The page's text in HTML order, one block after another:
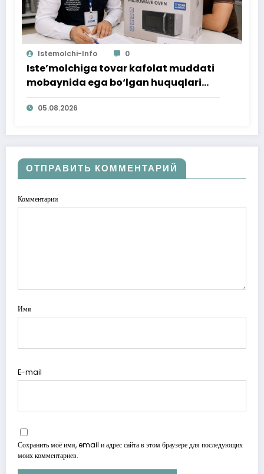
Istemolchi-Info 0
Iste’molchiga tovar kafolat muddati
mobaynida ega bo‘lgan huquqlari
ta’minlab berildi
05.08.2026
ОТПРАВИТЬ КОММЕНТАРИЙ
Комментарии
Имя
E-mail
Сохранить моё имя, email и адрес сайта в этом браузере для последующих
моих комментариев.